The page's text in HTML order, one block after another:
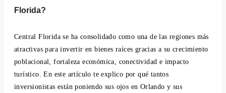
Minneola, Florida
Mount Dora, Florida
Montverde, Florida
Florida?
Central Florida se ha consolidado como una de las regiones más
atractivas para invertir en bienes raíces gracias a su crecimiento
poblacional, fortaleza económica, conectividad e impacto
turístico. En este artículo te explico por qué tantos
inversionistas están poniendo sus ojos en Orlando y sus